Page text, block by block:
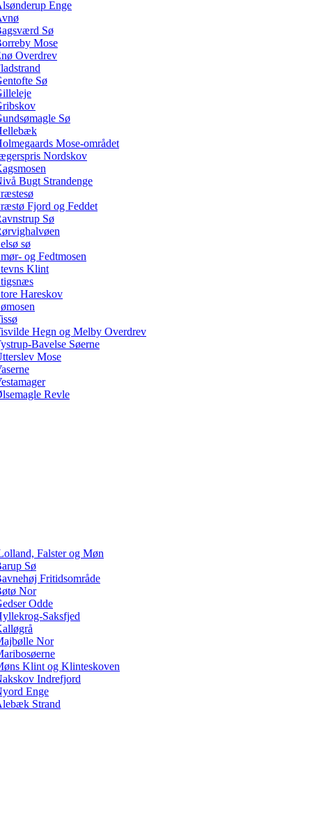
Enge
Sø
Mose
Overdrev
Sø
Sø
Mose-området
Nordskov
Bugt Strandenge
Fjord og Feddet
Sø
sø
og Fedtmosen
Klint
Hareskov
Hegn og Melby Overdrev
Bavelse Søerne
Mose
Revle
Falster og Møn
Sø
Fritidsområde
Nor
Odde
Saksfjed
Nor
Klint og Klinteskoven
Indrefjord
Enge
Strand